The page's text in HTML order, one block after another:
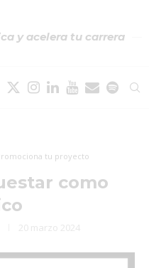
y acelera tu carrera
tu proyecto
como
20 marzo 2024